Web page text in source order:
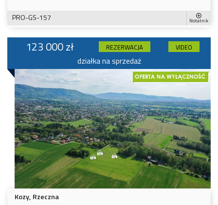
PRO-GS-157 Notatnik
123 000 zł REZERWACJA VIDEO
działka na sprzedaż
Kozy, Rzeczna